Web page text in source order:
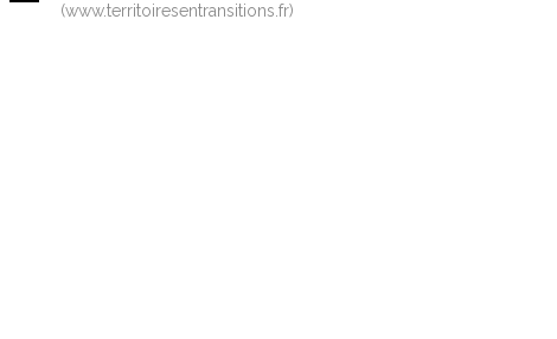
www.territoiresentransitions.fr